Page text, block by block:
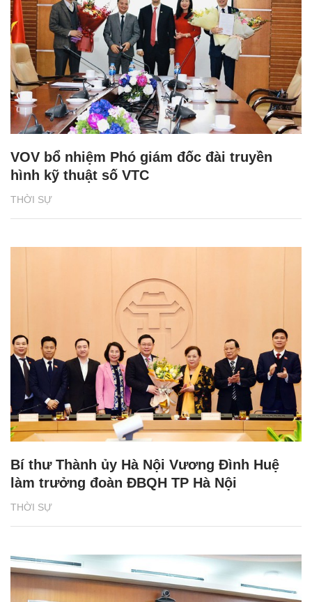
THỜI SỰ
VOV bổ nhiệm Phó giám đốc đài truyền
hình kỹ thuật số VTC
THỜI SỰ
Bí thư Thành ủy Hà Nội Vương Đình Huệ
làm trưởng đoàn ĐBQH TP Hà Nội